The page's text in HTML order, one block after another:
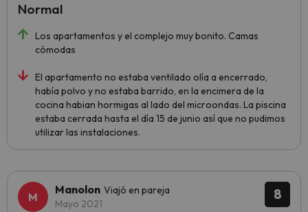
Los apartamentos y el complejo muy bonito. Camas
cómodas
El apartamento no estaba ventilado olía a encerrado,
había polvo y no estaba barrido, en la encimera de la
cocina habian hormigas al lado del microondas. La piscina
estaba cerrada hasta el día 15 de junio así que no pudimos
utilizar las instalaciones.
Normal
8
Manolon Viajó en pareja
Mayo 2021